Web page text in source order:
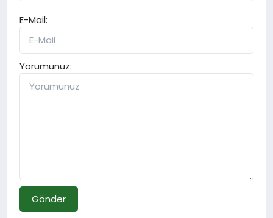
E-Mail:
Yorumunuz:
Gönder